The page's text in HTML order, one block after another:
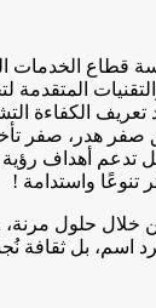
قطاع الخدمات
الكفاءة
هدر، صفر
تنوعًا واستدامة !
خلال حلول
اسم، بل